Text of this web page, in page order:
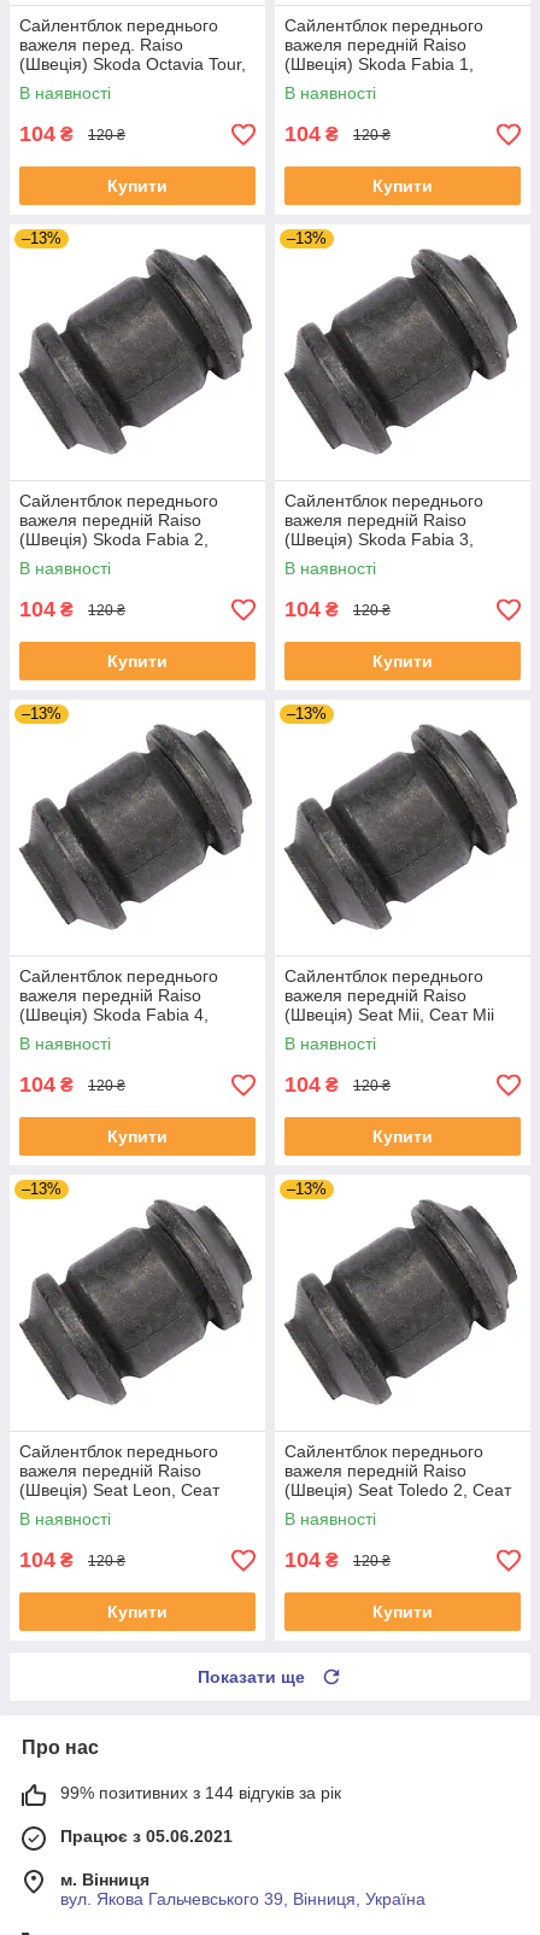
Сайлентблок переднього
важеля перед. Raiso
(Швеція) Skoda Octavia Tour,
Октавія Тур 96- #RL-1J0182V
UAJOTLS4
В наявності
104 ₴ 120 ₴
Купити
Сайлентблок переднього
важеля передній Raiso
(Швеція) Skoda Fabia 1,
Шкода Фабія 1 99-08 #RL-
1J0182V UAXPUCH4
В наявності
104 ₴ 120 ₴
Купити
–13%
Сайлентблок переднього
важеля передній Raiso
(Швеція) Skoda Fabia 2,
Шкода Фабія 2 06-14 #RL-
1J0182V UADIKZU4
В наявності
104 ₴ 120 ₴
Купити
–13%
Сайлентблок переднього
важеля передній Raiso
(Швеція) Skoda Fabia 3,
Шкода Фабія 3 14-21 #RL-
1J0182V UATXDAZ4
В наявності
104 ₴ 120 ₴
Купити
–13%
Сайлентблок переднього
важеля передній Raiso
(Швеція) Skoda Fabia 4,
Шкода Фабія 4 21- #RL-
1J0182V UAJJVOC4
В наявності
104 ₴ 120 ₴
Купити
–13%
Сайлентблок переднього
важеля передній Raiso
(Швеція) Seat Mii, Сеат Міі
11-19 #RL-1J0182V
UAAVQUI4
В наявності
104 ₴ 120 ₴
Купити
–13%
Сайлентблок переднього
важеля передній Raiso
(Швеція) Seat Leon, Сеат
Леон 99-06 #RL-1J0182V
UAYSBXG4
В наявності
104 ₴ 120 ₴
Купити
–13%
Сайлентблок переднього
важеля передній Raiso
(Швеція) Seat Toledo 2, Сеат
Толедо 2 99-06 #RL-1J0182V
UATOJRK4
В наявності
104 ₴ 120 ₴
Купити
Показати ще
Про нас
99% позитивних з 144 відгуків за рік
Працює з 05.06.2021
м. Вінниця
вул. Якова Гальчевського 39, Вінниця, Україна